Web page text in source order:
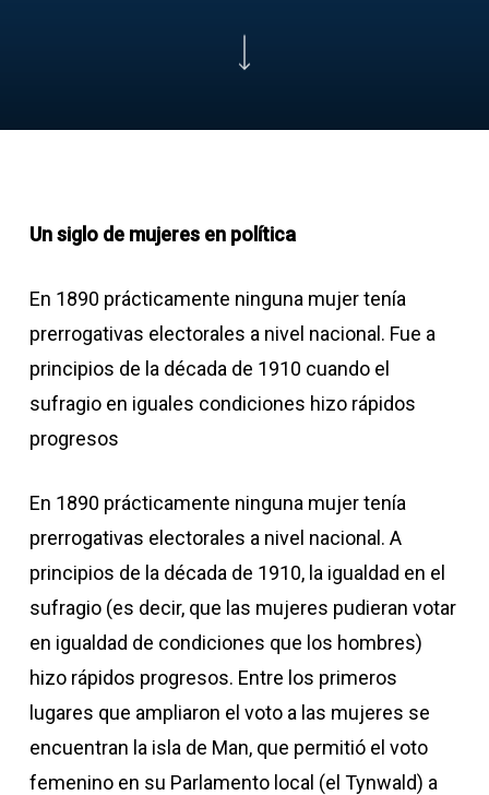
Un siglo de mujeres en política
En 1890 prácticamente ninguna mujer tenía
prerrogativas electorales a nivel nacional. Fue a
principios de la década de 1910 cuando el
sufragio en iguales condiciones hizo rápidos
progresos
En 1890 prácticamente ninguna mujer tenía
prerrogativas electorales a nivel nacional. A
principios de la década de 1910, la igualdad en el
sufragio (es decir, que las mujeres pudieran votar
en igualdad de condiciones que los hombres)
hizo rápidos progresos. Entre los primeros
lugares que ampliaron el voto a las mujeres se
encuentran la isla de Man, que permitió el voto
femenino en su Parlamento local (el Tynwald) a